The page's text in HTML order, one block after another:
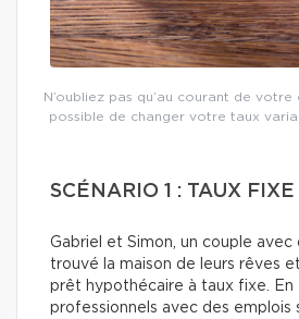
N’oubliez pas qu’au courant de
possible de changer votre taux
SCÉNARIO 1 : TAUX FIXE
Gabriel et Simon, un couple
trouvé la maison de leurs rêves
prêt hypothécaire à taux fixe. En
professionnels avec des emplois